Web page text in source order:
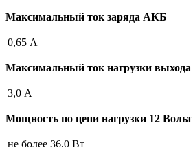
Максимальный ток заряда АКБ
0,65 А
Максимальный ток нагрузки выхода
3,0 А
Мощность по цепи нагрузки 12 Вольт
не более 36,0 Вт